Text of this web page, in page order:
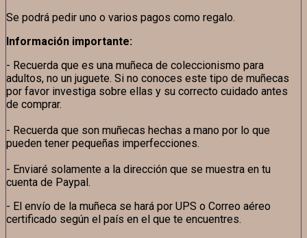
Se podrá pedir uno o varios pagos como regalo.
Información importante:
- Recuerda que es una muñeca de coleccionismo para
adultos, no un juguete. Si no conoces este tipo de muñecas
por favor investiga sobre ellas y su correcto cuidado antes
de comprar.
- Recuerda que son muñecas hechas a mano por lo que
pueden tener pequeñas imperfecciones.
- Enviaré solamente a la dirección que se muestra en tu
cuenta de Paypal.
- El envío de la muñeca se hará por UPS o Correo aéreo
certificado según el país en el que te encuentres.